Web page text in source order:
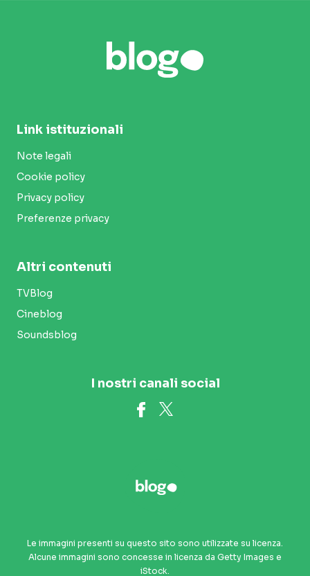
Link istituzionali
Note legali
Cookie policy
Privacy policy
Preferenze privacy
Altri contenuti
TVBlog
Cineblog
Soundsblog
I nostri canali social
Le immagini presenti su questo sito sono utilizzate su licenza.
Alcune immagini sono concesse in licenza da Getty Images e
iStock.